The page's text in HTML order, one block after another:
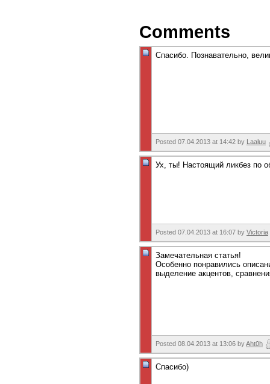
Comments
Спасибо. Познавательно,
Posted 07.04.2013 at 14:42 by Laaluu
Ух, ты! Настоящий ликбез по
Posted 07.04.2013 at 16:07 by Victoria
Замечательная статья!
Особенно понравились
выделение акцентов,
Posted 08.04.2013 at 13:06 byAht0h
Спасибо)